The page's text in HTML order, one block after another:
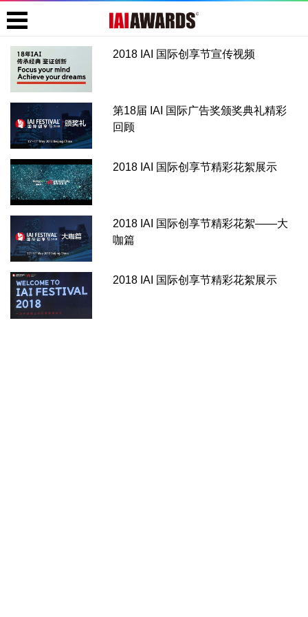
2018 IAI 国际创享节宣传视频
第18届 IAI 国际广告奖颁奖典礼精彩
回顾
2018 IAI 国际创享节精彩花絮展示
2018 IAI 国际创享节精彩花絮——大
咖篇
2018 IAI 国际创享节精彩花絮展示